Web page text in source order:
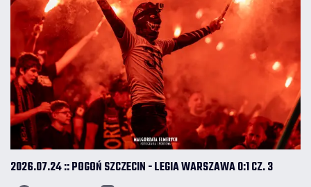
2026.07.24 :: POGOŃ SZCZECIN - LEGIA WARSZAWA 0:1 CZ. 3